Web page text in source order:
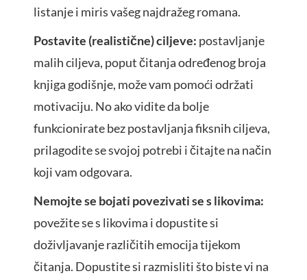
listanje i miris vašeg najdražeg romana.
Postavite (realistične) ciljeve: postavljanje
malih ciljeva, poput čitanja određenog broja
knjiga godišnje, može vam pomoći održati
motivaciju. No ako vidite da bolje
funkcionirate bez postavljanja fiksnih ciljeva,
prilagodite se svojoj potrebi i čitajte na način
koji vam odgovara.
Nemojte se bojati povezivati se s likovima:
povežite se s likovima i dopustite si
doživljavanje različitih emocija tijekom
čitanja. Dopustite si razmisliti što biste vi na